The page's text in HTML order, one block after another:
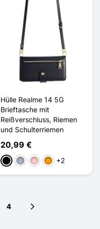
Hülle Realme 14 5G
Brieftasche mit
Reißverschluss, Riemen
und Schulterriemen
20,99 €
Schwarz
GrauPinkOrange
+2
4